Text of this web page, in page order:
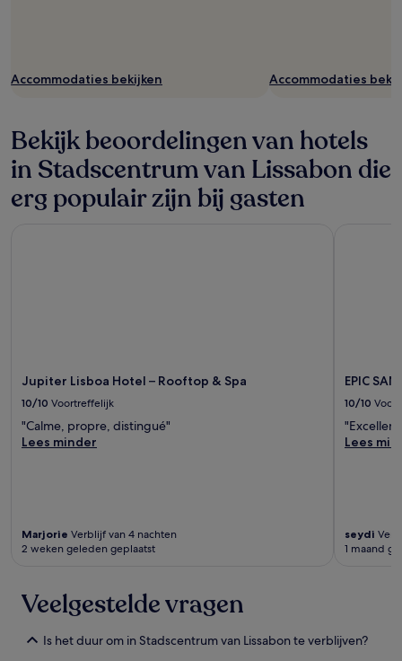
Accommodaties bekijken Accommodaties
Bekijk beoordelingen van hotels
in Stadscentrum van Lissabon die
erg populair zijn bij gasten
Jupiter Lisboa Hotel – Rooftop & Spa
10/10 Voortreffelijk
"Calme, propre, distingué"
Lees minder
Marjorie Verblijf van 4 nachten
2 weken geleden geplaatst
EPIC
10/10
Lees
seydi
1 maand
Veelgestelde vragen
Is het duur om in Stadscentrum van Lissabon te verblijven?